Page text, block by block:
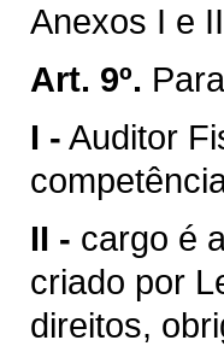
Anexos I e
Art. 9º.
I - Auditor
II - cargo é
criado por
direitos,